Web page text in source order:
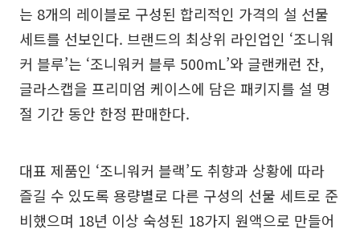
는 8개의 레이블로 구성된 합리적인 가격의 설 선물
세트를 선보인다. 브랜드의 최상위 라인업인 ‘조니워
커 블루’는 ‘조니워커 블루 500mL’와 글랜캐런 잔,
글라스캡을 프리미엄 케이스에 담은 패키지를 설 명
절 기간 동안 한정 판매한다.
대표 제품인 ‘조니워커 블랙’도 취향과 상황에 따라
즐길 수 있도록 용량별로 다른 구성의 선물 세트로 준
비했으며 18년 이상 숙성된 18가지 원액으로 만들어